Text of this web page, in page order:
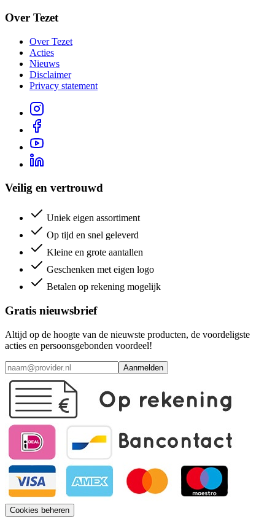
Over Tezet
Over Tezet
Acties
Nieuws
Disclaimer
Privacy statement
Veilig en vertrouwd
Uniek eigen assortiment
Op tijd en snel geleverd
Kleine en grote aantallen
Geschenken met eigen logo
Betalen op rekening mogelijk
Gratis nieuwsbrief
Altijd op de hoogte van de nieuwste producten, de voordeligste
acties en persoonsgebonden voordeel!
Aanmelden
Cookies beheren